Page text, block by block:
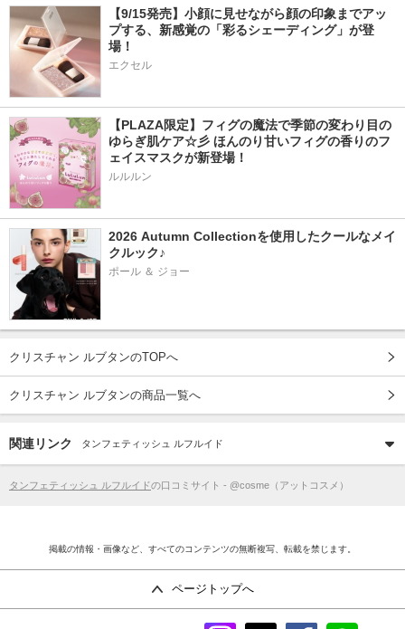
【9/15発売】小顔に見せながら顔の印象までアッ
プする、新感覚の「彩るシェーディング」が登
場！
エクセル
【PLAZA限定】フィグの魔法で季節の変わり目の
ゆらぎ肌ケア☆彡 ほんのり甘いフィグの香りのフ
ェイスマスクが新登場！
ルルルン
2026 Autumn Collectionを使用したクールなメイ
クルック♪
ポール ＆ ジョー
クリスチャン ルブタンのTOPへ
クリスチャン ルブタンの商品一覧へ
関連リンク タンフェティッシュ ルフルイド
タンフェティッシュ ルフルイドの口コミサイト - @cosme（アットコスメ）
掲載の情報・画像など、すべてのコンテンツの無断複写、転載を禁じます。
ページトップへ